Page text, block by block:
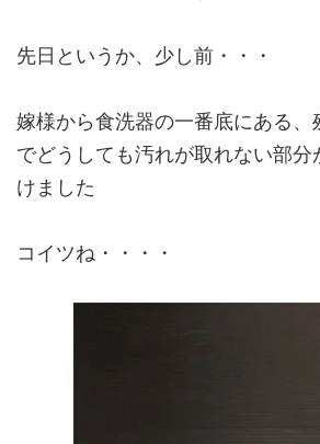
先日というか、少し前・・・
嫁様から食洗器の一番底にある、
でどうしても汚れが取れない部分
けました
コイツね・・・・